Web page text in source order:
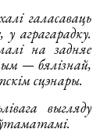
галасаваць
аграгарадку.
на задняе
— бялізнай,
сцэнары.
выгляду